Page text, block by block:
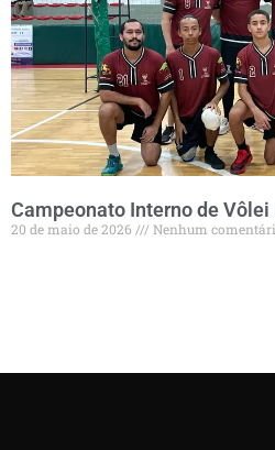
Campeonato Interno de
20 de maio de 2026 Nenhum